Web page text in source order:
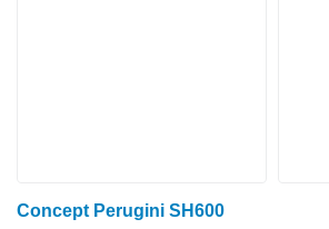
Concept Perugini SH600